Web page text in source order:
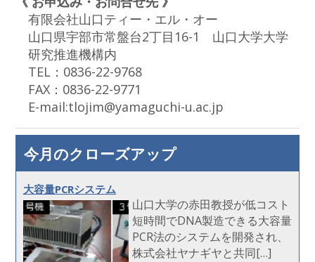
有限会社山口ティー・エル・オー
山口県宇部市常盤台2丁目16-1 山口大学大学
研究推進機構内
TEL：0836-22-9768
FAX：0836-22-9771
E-mail:tlojim@yamaguchi-u.ac.jp
今月のクローズアップ
大容量PCRシステム
山口大学の赤田教授が低コスト
短時間でDNA製造できる大容量
PCR法のシステムを開発され、
株式会社ヤナギヤと共同[…]